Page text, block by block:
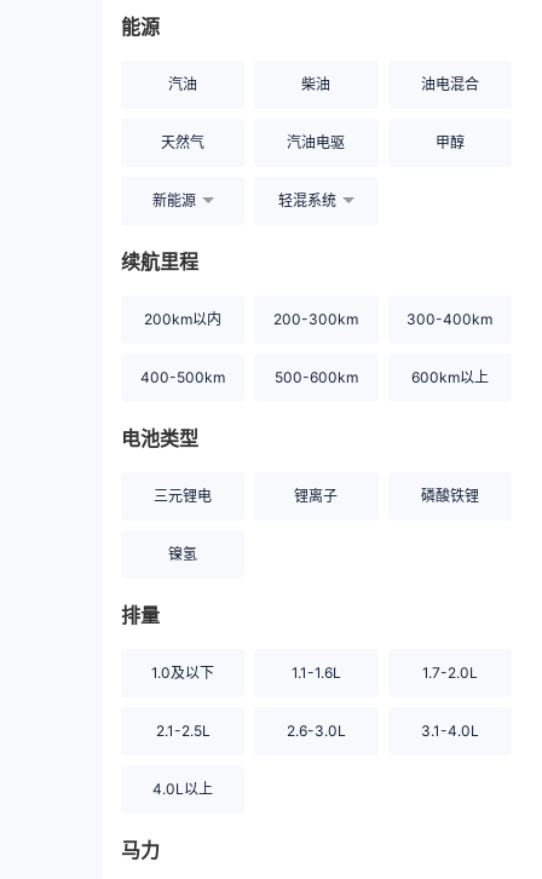
能源
汽油 柴油 油电混合
天然气 汽油电驱 甲醇
新能源 轻混系统
续航里程
200km以内 200-300km 300-400km
400-500km 500-600km 600km以上
电池类型
三元锂电 锂离子 磷酸铁锂
镍氢
排量
1.0及以下 1.1-1.6L 1.7-2.0L
2.1-2.5L 2.6-3.0L 3.1-4.0L
4.0L以上
马力